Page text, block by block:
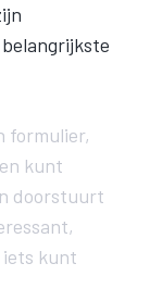
formulier,
kunt
doorstuurt
iets kunt